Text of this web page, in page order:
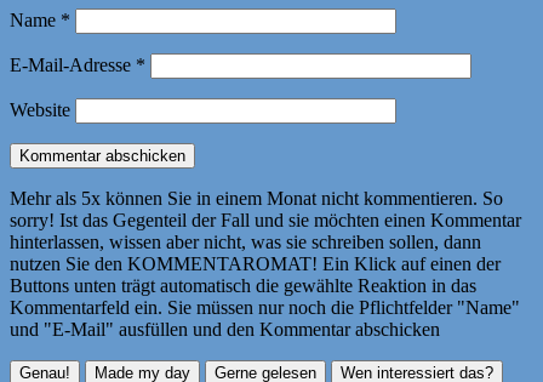
Name *
E-Mail-Adresse *
Website
Mehr als 5x können Sie in einem Monat nicht kommentieren. So
sorry! Ist das Gegenteil der Fall und sie möchten einen Kommentar
hinterlassen, wissen aber nicht, was sie schreiben sollen, dann
nutzen Sie den KOMMENTAROMAT! Ein Klick auf einen der
Buttons unten trägt automatisch die gewählte Reaktion in das
Kommentarfeld ein. Sie müssen nur noch die Pflichtfelder "Name"
und "E-Mail" ausfüllen und den Kommentar abschicken